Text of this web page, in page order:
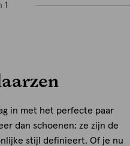
1
in met het perfecte paar
dan schoenen; ze zijn de
stijl definieert. Of je nu